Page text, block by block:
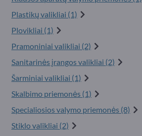
Plastikų valikliai (1)
Plovikliai (1)
Pramoniniai valikliai (2)
Sanitarinės įrangos valikliai (2)
Šarminiai valikliai (1)
Skalbimo priemonės (1)
Specialiosios valymo priemonės (8)
Stiklo valikliai (2)